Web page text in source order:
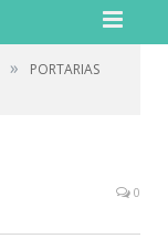
»
PORTARIAS
0